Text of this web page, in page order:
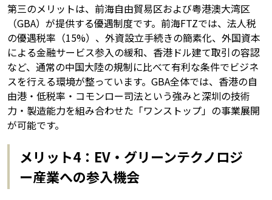
第三のメリットは、前海自由貿易区および粤港澳大湾区
（GBA）が提供する優遇制度です。前海FTZでは、法人税
の優遇税率（15%）、外資設立手続きの簡素化、外国資本
による金融サービス参入の緩和、香港ドル建て取引の容認
など、通常の中国大陸の規制に比べて有利な条件でビジネ
スを行える環境が整っています。GBA全体では、香港の自
由港・低税率・コモンロー司法という強みと深圳の技術
力・製造能力を組み合わせた「ワンストップ」の事業展開
が可能です。
メリット4：EV・グリーンテクノロジ
ー産業への参入機会